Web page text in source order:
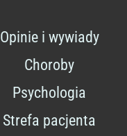
Opinie i wywiady
Choroby
Psychologia
Strefa pacjenta